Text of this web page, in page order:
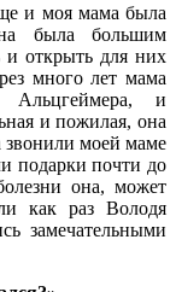
и моя мама была
была большим
и открыть для них
много лет мама
Альцгеймера, и
и пожилая, она
звонили моей маме
подарки почти до
она, может
как раз Володя
замечательными